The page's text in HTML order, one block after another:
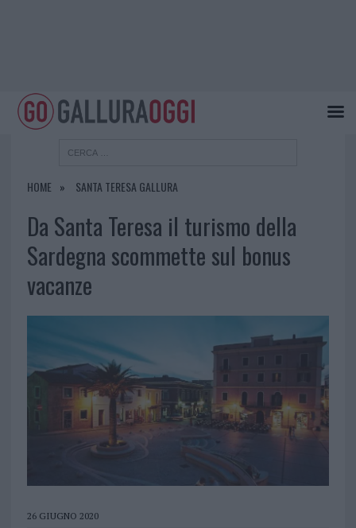
HOME SANTA TERESA GALLURA
Da Santa Teresa il turismo della
Sardegna scommette sul bonus
vacanze
26 GIUGNO 2020